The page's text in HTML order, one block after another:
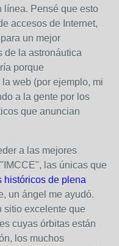
línea. Pensé que esto
accesos de Internet,
un mejor
de la astronáutica
porque
web (por ejemplo, mi
a la gente por los
que anuncian
a las mejores
las únicas que
históricos de plena
un ángel me ayudó.
sitio excelente que
cuyas órbitas están
los muchos